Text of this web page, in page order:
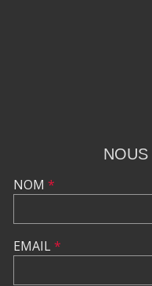
NOUS
NOM *
EMAIL*